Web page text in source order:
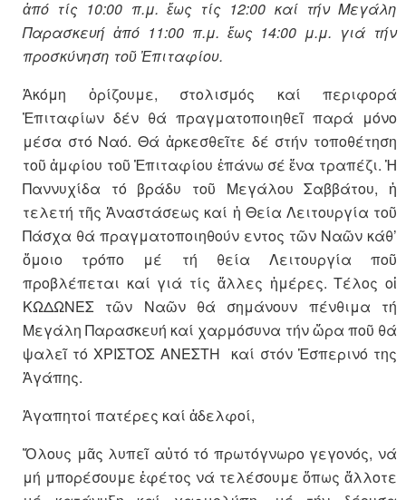
ἀπό τίς 10:00 π.μ. ἕως τίς 12:00 καί τήν Μεγάλη
Παρασκευή ἀπό 11:00 π.μ. ἕως 14:00 μ.μ. γιά τήν
προσκύνηση τοῦ Ἐπιταφίου.
Ἀκόμη ὁρίζουμε, στολισμός καί περιφορά
Ἐπιταφίων δέν θά πραγματοποιηθεῖ παρά μόνο
μέσα στό Ναό. Θά ἀρκεσθεῖτε δέ στήν τοποθέτηση
τοῦ ἀμφίου τοῦ Ἐπιταφίου ἐπάνω σέ ἕνα τραπέζι. Ἡ
Παννυχίδα τό βράδυ τοῦ Μεγάλου Σαββάτου, ἡ
τελετή τῆς Ἀναστάσεως καί ἡ Θεία Λειτουργία τοῦ
Πάσχα θά πραγματοποιηθούν εντος τῶν Ναῶν κάθ’
ὅμοιο τρόπο μέ τή θεία Λειτουργία ποῦ
προβλέπεται καί γιά τίς ἄλλες ἡμέρες. Τέλος οἱ
ΚΩΔΩΝΕΣ τῶν Ναῶν θά σημάνουν πένθιμα τή
Μεγάλη Παρασκευή καί χαρμόσυνα τήν ὥρα ποῦ θά
ψαλεῖ τό ΧΡΙΣΤΟΣ ΑΝΕΣΤΗ καί στόν Ἑσπερινό της
Ἀγάπης.
Ἀγαπητοί πατέρες καί ἀδελφοί,
Ὅλους μᾶς λυπεῖ αὐτό τό πρωτόγνωρο γεγονός, νά
μή μπορέσουμε ἐφέτος νά τελέσουμε ὅπως ἄλλοτε